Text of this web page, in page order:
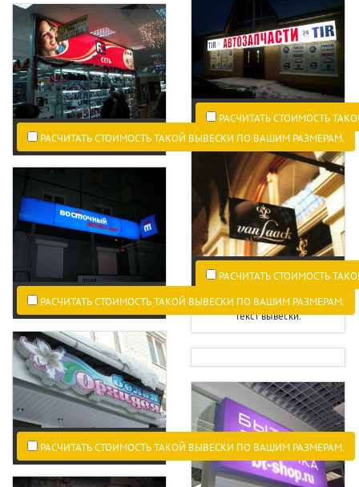
РАСЧИТАТЬ СТОИМОСТЬ
РАСЧИТАТЬ СТОИМОСТЬ ТАКОЙ ВЫВЕСКИ ПО ВАШИМ РАЗМЕРАМ.
РАСЧИТАТЬ СТОИМОСТЬ
На каком расстоянии читается
текст вывески.
РАСЧИТАТЬ СТОИМОСТЬ ТАКОЙ ВЫВЕСКИ ПО ВАШИМ РАЗМЕРАМ.
РАСЧИТАТЬ СТОИМОСТЬ ТАКОЙ ВЫВЕСКИ ПО ВАШИМ РАЗМЕРАМ.